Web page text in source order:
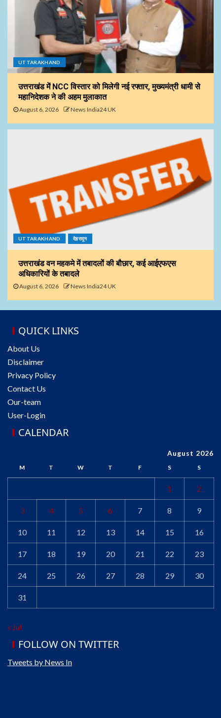
UTTARAKHAND
उत्तराखंड में NCC विस्तार को मिलेगी नई रफ्तार, मुख्यमंत्री धामी से
महानिदेशक ने की अहम मुलाकात
August 6, 2026 News India24 UK
UTTARAKHAND देहरादून
उत्तराखंड वन महकमे में तबादलों की बौछार, कई आईएफएस
अधिकारियों के तबादले
August 6, 2026 News India24 UK
QUICK LINKS
About Us
Disclaimer
Privacy Policy
Contact Us
Our-team
User-Login
CALENDAR
August 2026
M T W T F S S
1 2
3 4 5 6 7 8 9
10 11 12 13 14 15 16
17 18 19 20 21 22 23
24 25 26 27 28 29 30
31
« Jul
FOLLOW ON TWITTER
Tweets by News In